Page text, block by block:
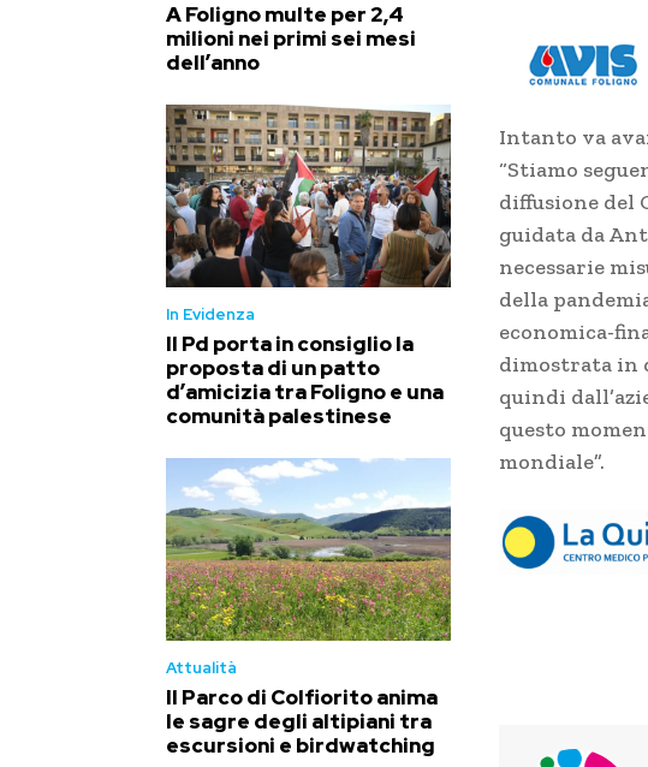
A Foligno multe per 2,4
milioni nei primi sei mesi
dell’anno
In Evidenza
Il Pd porta in consiglio la
proposta di un patto
d’amicizia tra Foligno e una
comunità palestinese
Attualità
Il Parco di Colfiorito anima
le sagre degli altipiani tra
escursioni e birdwatching
Intanto va
“Stiamo
diffusione del
guidata da
necessarie
della
economica-
dimostrata in
quindi
questo
mondiale”.